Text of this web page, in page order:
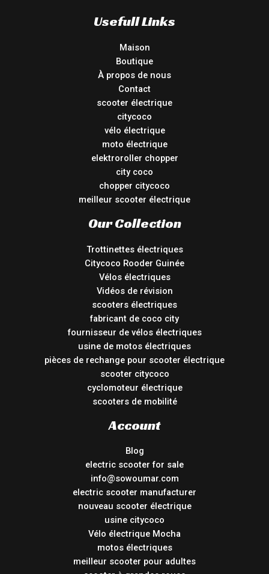
Usefull Links
Maison
Boutique
À propos de nous
Contact
scooter électrique
citycoco
vélo électrique
moto électrique
elektroroller chopper
city coco
chopper citycoco
meilleur scooter électrique
Our Collection
Trottinettes électriques
Citycoco Rooder Guinée
Vélos électriques
Vidéos de révision
scooters électriques
fabricant de coco city
fournisseur de vélos électriques
usine de motos électriques
pièces de rechange pour scooter électrique
scooter citycoco
cyclomoteur électrique
scooters de mobilité
Account
Blog
electric scooter for sale
info@sowoumar.com
electric scooter manufacturer
nouveau scooter électrique
usine citycoco
Vélo électrique Mocha
motos électriques
meilleur scooter pour adultes